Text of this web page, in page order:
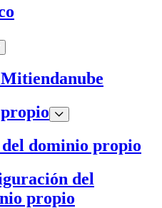
dominio propio
del
propio